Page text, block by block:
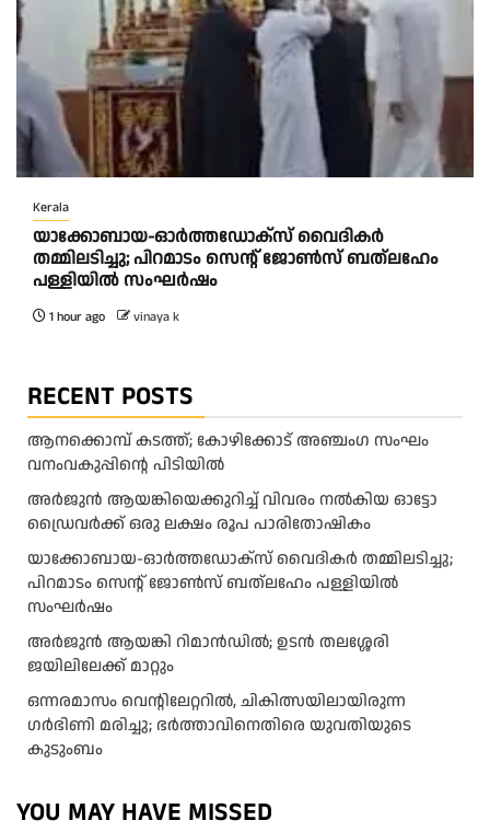
Kerala
യാക്കോബായ-ഓർത്തഡോക്സ് വൈദികർ
തമ്മിലടിച്ചു; പിറമാടം സെന്റ്‌ ജോൺസ് ബത്ലഹേം
പള്ളിയിൽ സംഘർഷം
1 hour ago vinaya k
RECENT POSTS
ആനക്കൊമ്പ് കടത്ത്; കോഴിക്കോട് അഞ്ചംഗ സംഘം
വനംവകുപ്പിന്റെ പിടിയിൽ
അ​ർ​ജു​ൻ ആ​യ​ങ്കി​യെ​ക്കു​റി​ച്ച് വി​വ​രം ന​ൽ​കി​യ ഓ​ട്ടോ
ഡ്രൈ​വ​ർ​ക്ക് ഒ​രു ല​ക്ഷം രൂ​പ പാ​രി​തോ​ഷി​കം
യാക്കോബായ-ഓർത്തഡോക്സ് വൈദികർ തമ്മിലടിച്ചു;
പിറമാടം സെന്റ്‌ ജോൺസ് ബത്ലഹേം പള്ളിയിൽ
സംഘർഷം
അര്‍ജുന്‍ ആയങ്കി റിമാന്‍ഡില്‍; ഉടന്‍ തലശ്ശേരി
ജയിലിലേക്ക് മാറ്റും
ഒന്നരമാസം വെന്റിലേറ്ററിൽ, ചികിത്സയിലായിരുന്ന
ഗർഭിണി മരിച്ചു; ഭർത്താവിനെതിരെ യുവതിയുടെ
കുടുംബം
YOU MAY HAVE MISSED